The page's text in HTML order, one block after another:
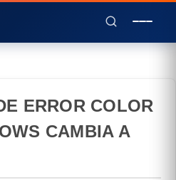
ERROR COLOR
CAMBIA A